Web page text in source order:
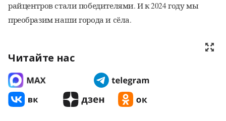
райцентров стали победителями. И к 2024 году мы
преобразим наши города и сёла.
Читайте нас